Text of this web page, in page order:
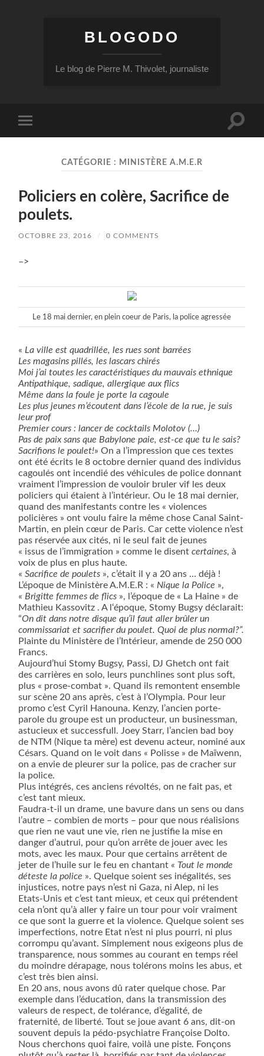
BLOGODO
Le blog de Pierre M. Thivolet, journaliste
mobile
Toggle
CATÉGORIE : MINISTÈRE A.M.E.R
Policiers en colère, Sacrifice de
poulets.
OCTOBRE 23, 2016 / 0 COMMENTS
–>
Le 18 mai dernier, en plein coeur de Paris, la police agressée
«La ville est quadrillée, les rues sont barrées
Les magasins pillés, les lascars chirés
Moi j’ai toutes les caractéristiques du mauvais ethnique
Antipathique, sadique, allergique aux flics
Même dans la foule je porte la cagoule
Les plus jeunes m’écoutent dans l’école de la rue, je suis
leur prof
Premier cours : lancer de cocktails Molotov (…)
Pas de paix sans que Babylone paie, est-ce que tu le sais?
Sacrifions le poulet!» On a l’impression que ces textes
ont été écrits le 8 octobre dernier quand des individus
cagoulés ont incendié des véhicules de police donnant
vraiment l’impression de vouloir bruler vif les deux
policiers qui étaient à l’intérieur. Ou le 18 mai dernier,
quand des manifestants contre les « violences
policières » ont voulu faire la même chose Canal Saint-
Martin, en plein cœur de Paris. Car cette violence n’est
pas réservée aux cités, ni le seul fait de jeunes
« issus de l’immigration » comme le disentcertaines, à
voix de plus en plus haute.
«Sacrifice de poulets », c’était il y a 20 ans … déjà !
L’époque de Ministère A.M.E.R : «Nique la Police »,
«Brigitte femmes de flics », l’époque de « La Haine » de
Mathieu Kassovitz . A l‘époque, Stomy Bugsy déclarait:
“On dit dans notre disque qu’il faut aller brûler un
commissariat et sacrifier du poulet. Quoi de plus normal?”.
Plainte du Ministère de l’Intérieur, amende de 250 000
Francs.
Aujourd’hui Stomy Bugsy, Passi, DJ Ghetch ont fait
des carrières en solo, leurs punchlines sont plus soft,
plus « prose-combat ». Quand ils remontent ensemble
sur scène 20 ans après, c’est à l’Olympia. Pour leur
promo c’est Cyril Hanouna. Kenzy, l’ancien porte-
parole du groupe est un producteur, un businessman,
astucieux et successfull. Joey Starr, l’ancien bad boy
de NTM (Nique ta mère) est devenu acteur, nominé aux
Césars. Quand on le voit dans « Polisse » de Maïwenn,
on a envie de pleurer sur la police, pas de cracher sur
la police.
Plus intégrés, ces anciens révoltés, on ne fait pas, et
c’est tant mieux.
Faudra-t-il un drame, une bavure dans un sens ou dans
l’autre – combien de morts – pour que nous réalisions
que rien ne vaut une vie, rien ne justifie la mise en
danger d’autrui, pour qu’on arrête de jouer avec les
mots, avec les maux. Pour que certains arrêtent de
jeter de l’huile sur le feu en chantant « Tout le monde
déteste la police ». Quelque soient ses inégalités, ses
injustices, notre pays n’est ni Gaza, ni Alep, ni les
Etats-Unis et c’est tant mieux, et ceux qui prétendent
cela n’ont qu’à aller y faire un tour pour voir vraiment
ce que sont la guerre et la violence. Quelque soient ses
imperfections, notre Etat n’est ni plus pourri, ni plus
corrompu qu’avant. Simplement nous exigeons plus de
transparence, nous sommes au courant en temps réel
du moindre dérapage, nous tolérons moins les abus, et
c’est très bien ainsi.
En 20 ans, nous avons dû rater quelque chose. Par
exemple dans l’éducation, dans la transmission des
valeurs de respect, de tolérance, d’égalité, de
fraternité, de liberté. Tout se joue avant 6 ans, dit-on
souvent depuis la pédo-psychiatre Françoise Dolto.
Nous cherchons quoi faire, voilà une piste. Fonçons